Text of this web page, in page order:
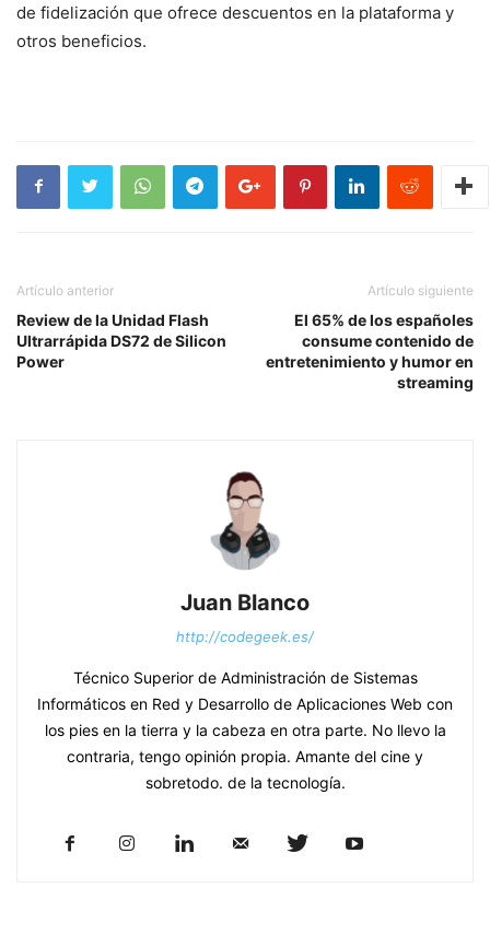
de fidelización que ofrece descuentos en la plataforma y
otros beneficios.
Artículo anterior
Review de la Unidad Flash
Ultrarrápida DS72 de Silicon
Power
Artículo siguiente
El 65% de los españoles
consume contenido de
entretenimiento y humor en
streaming
Juan Blanco
http://codegeek.es/
Técnico Superior de Administración de Sistemas
Informáticos en Red y Desarrollo de Aplicaciones Web con
los pies en la tierra y la cabeza en otra parte. No llevo la
contraria, tengo opinión propia. Amante del cine y
sobretodo. de la tecnología.